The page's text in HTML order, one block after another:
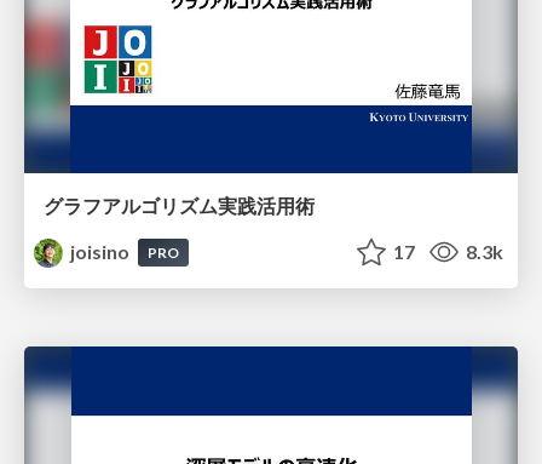
グラフアルゴリズム実践活用術
joisino
PRO 17 8.3k